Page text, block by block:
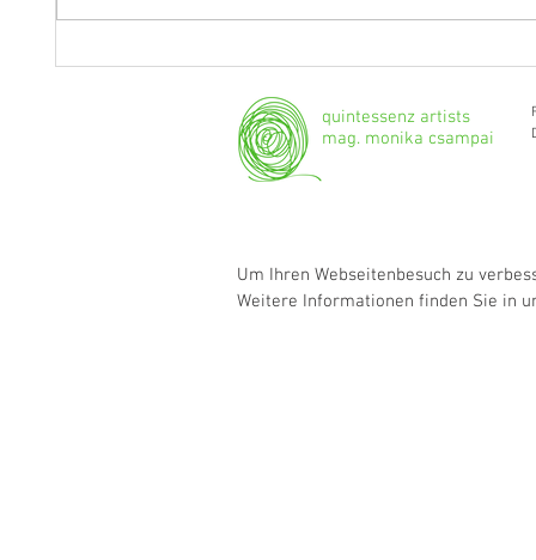
quintessenz artists
mag. monika csampai
Um Ihren Webseitenbesuch zu
Weitere Informationen finden Sie in